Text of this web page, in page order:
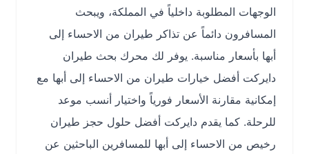
الوجهات المطلوبة داخلياً في المملكة، ويبحث
المسافرون دائماً عن تذاكر طيران من الاحساء إلى
أبها بأسعار مناسبة. يوفر لك محرك بحث طيران
دايركت أفضل خيارات طيران من الاحساء إلى أبها مع
إمكانية مقارنة الأسعار فورياً واختيار أنسب موعد
للرحلة. كما يقدم دايركت أفضل حلول حجز طيران
رخيص من الاحساء إلى أبها للمسافرين الباحثين عن